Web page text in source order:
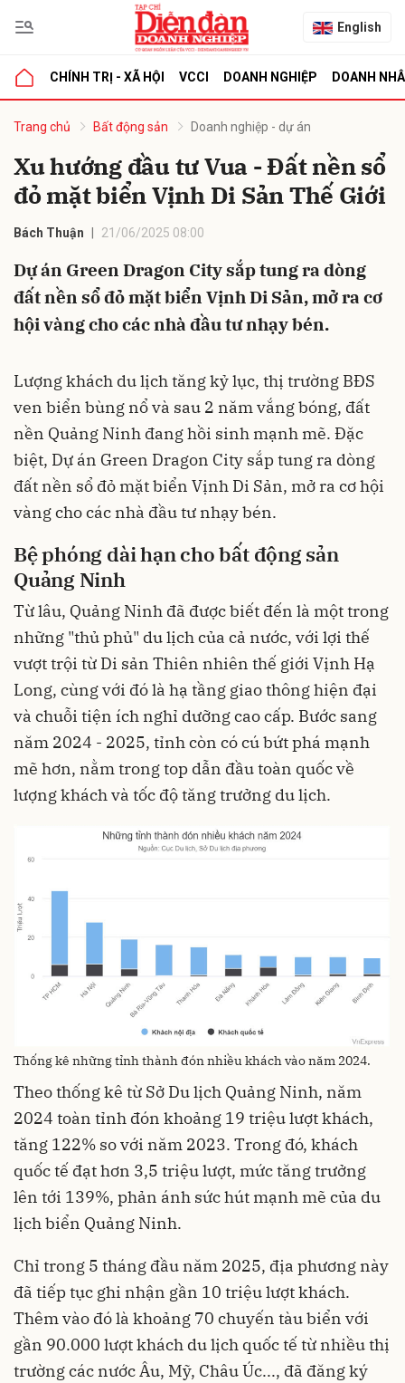
English
CHÍNH TRỊ - XÃ HỘI VCCI DOANH NGHIỆP DOANH
Trang chủ Bất động sản Doanh nghiệp - dự án
Xu hướng đầu tư Vua - Đất nền sổ
đỏ mặt biển Vịnh Di Sản Thế Giới
Bách Thuận 21/06/2025 08:00
Dự án Green Dragon City sắp tung ra dòng
đất nền sổ đỏ mặt biển Vịnh Di Sản, mở ra cơ
hội vàng cho các nhà đầu tư nhạy bén.
Lượng khách du lịch tăng kỷ lục, thị trường BĐS
ven biển bùng nổ và sau 2 năm vắng bóng, đất
nền Quảng Ninh đang hồi sinh mạnh mẽ. Đặc
biệt, Dự án Green Dragon City sắp tung ra dòng
đất nền sổ đỏ mặt biển Vịnh Di Sản, mở ra cơ hội
vàng cho các nhà đầu tư nhạy bén.
Bệ phóng dài hạn cho bất động sản
Quảng Ninh
Từ lâu, Quảng Ninh đã được biết đến là một trong
những "thủ phủ" du lịch của cả nước, với lợi thế
vượt trội từ Di sản Thiên nhiên thế giới Vịnh Hạ
Long, cùng với đó là hạ tầng giao thông hiện đại
và chuỗi tiện ích nghỉ dưỡng cao cấp. Bước sang
năm 2024 - 2025, tỉnh còn có cú bứt phá mạnh
mẽ hơn, nằm trong top dẫn đầu toàn quốc về
lượng khách và tốc độ tăng trưởng du lịch.
Thống kê những tỉnh thành đón nhiều khách vào năm 2024.
Theo thống kê từ Sở Du lịch Quảng Ninh, năm
2024 toàn tỉnh đón khoảng 19 triệu lượt khách,
tăng 122% so với năm 2023. Trong đó, khách
quốc tế đạt hơn 3,5 triệu lượt, mức tăng trưởng
lên tới 139%, phản ánh sức hút mạnh mẽ của du
lịch biển Quảng Ninh.
Chỉ trong 5 tháng đầu năm 2025, địa phương này
đã tiếp tục ghi nhận gần 10 triệu lượt khách.
Thêm vào đó là khoảng 70 chuyến tàu biển với
gần 90.000 lượt khách du lịch quốc tế từ nhiều thị
trường các nước Âu, Mỹ, Châu Úc..., đã đăng ký
luận
Hủy